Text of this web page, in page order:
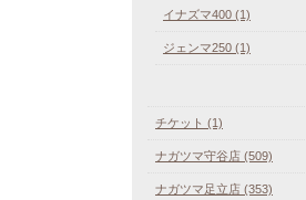
イナズマ400 (1)
ジェンマ250 (1)
チケット (1)
ナガツマ守谷店 (509)
ナガツマ足立店 (353)